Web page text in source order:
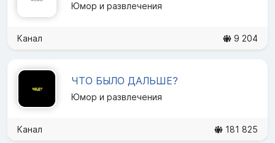
Юмор и развлечения
Канал 9 204
ЧТО БЫЛО ДАЛЬШЕ?
Юмор и развлечения
Канал 181 825